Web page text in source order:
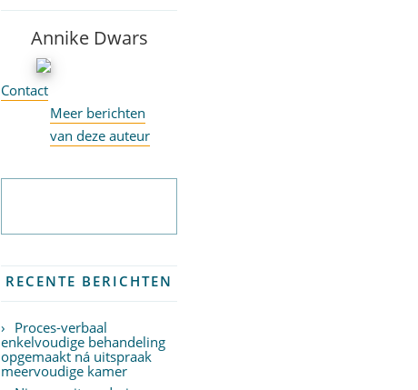
Annike Dwars
Contact
Meer berichten
van deze auteur
RECENTE BERICHTEN
Proces-verbaal
enkelvoudige behandeling
opgemaakt ná uitspraak
meervoudige kamer